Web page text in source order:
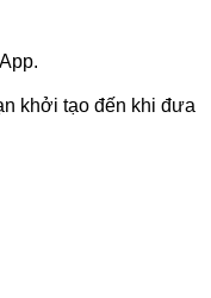
khởi tạo đến khi đưa